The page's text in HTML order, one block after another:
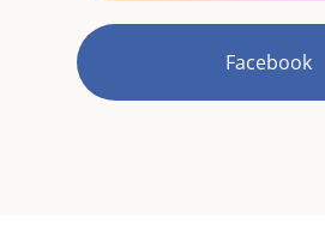
Facebook